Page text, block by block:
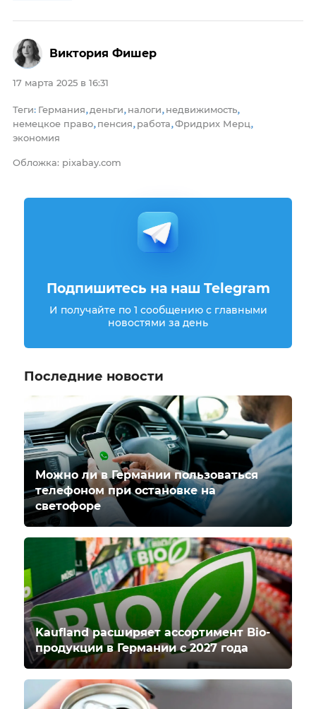
17 марта 2025 в 16:31
Теги: Германия, деньги, налоги, недвижимость,
немецкое право, пенсия, работа,Фридрих Мерц,
экономия
Обложка: pixabay.com
Виктория Фишер
Подпишитесь на наш Telegram
И получайте по 1 сообщению с главными
новостями за день
Последние новости
Можно ли в Германии пользоваться
телефоном при остановке на
светофоре
Kaufland расширяет ассортимент Bio-
продукции в Германии с 2027 года